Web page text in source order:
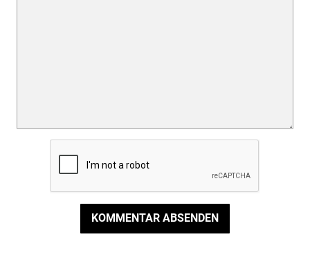
KOMMENTAR ABSENDEN